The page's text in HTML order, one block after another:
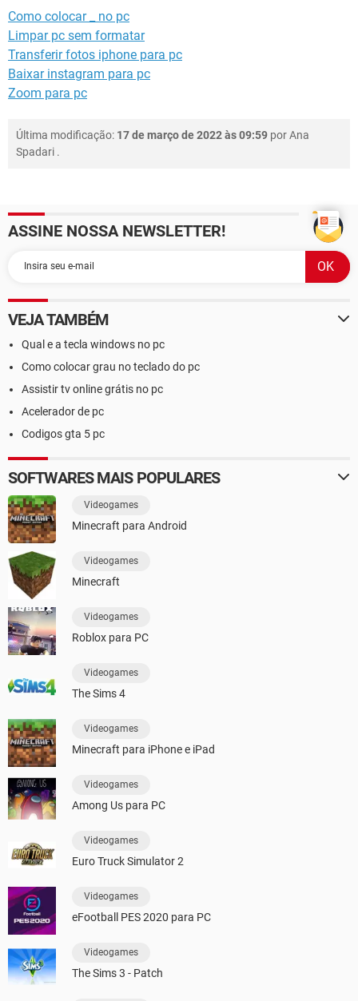
Como colocar _ no pc
Limpar pc sem formatar
Transferir fotos iphone para pc
Baixar instagram para pc
Zoom para pc
Última modificação: 17 de março de 2022 às 09:59 porAna
Spadari .
ASSINE NOSSA NEWSLETTER!
VEJA TAMBÉM
Qual e a tecla windows no pc
Como colocar grau no teclado do pc
Assistir tv online grátis no pc
Acelerador de pc
Codigos gta 5 pc
SOFTWARES MAIS POPULARES
Videogames
Minecraft para Android
Videogames
Minecraft
Videogames
Roblox para PC
Videogames
The Sims 4
Videogames
Minecraft para iPhone e iPad
Videogames
Among Us para PC
Videogames
Euro Truck Simulator 2
Videogames
eFootball PES 2020 para PC
Videogames
The Sims 3 - Patch